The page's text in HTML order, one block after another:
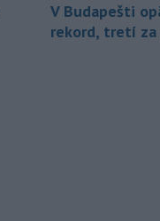
V Budapešti
rekord, tretí